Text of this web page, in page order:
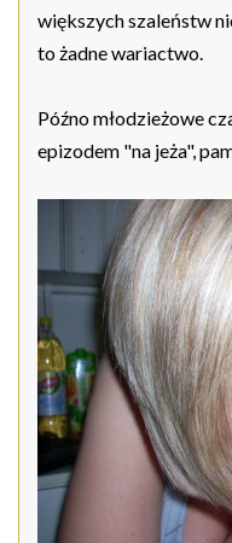
większych szaleństw
to żadne wariactwo.
Późno młodzieżowe
epizodem "na jeża",